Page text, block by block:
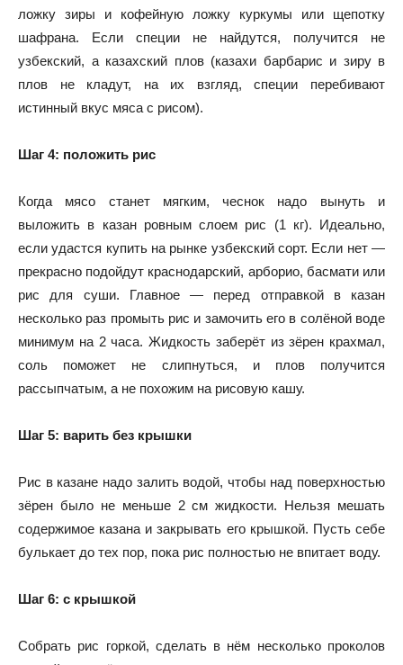
ложку зиры и кофейную ложку куркумы или щепотку
шафрана. Если специи не найдутся, получится не
узбекский, а казахский плов (казахи барбарис и зиру в
плов не кладут, на их взгляд, спе­ции перебивают
истинный вкус мяса с рисом).
Шаг 4: положить рис
Когда мясо станет мягким, чеснок надо вынуть и
выложить в казан ровным слоем рис (1 кг). Идеально,
если удастся купить на рынке узбекский сорт. Если нет —
прекрасно подойдут краснодарский, арборио, басмати или
рис для суши. Главное — перед отправкой в казан
несколько раз промыть рис и замочить его в солёной воде
минимум на 2 часа. Жидкость заберёт из зёрен крахмал,
соль поможет не слипнуться, и плов получится
рассыпчатым, а не похожим на рисовую кашу.
Шаг 5: варить без крышки
Рис в казане надо залить водой, чтобы над поверхностью
зёрен было не меньше 2 см жидкости. Нельзя мешать
содержимое казана и закрывать его крышкой. Пусть себе
булькает до тех пор, пока рис полностью не впитает воду.
Шаг 6: с крышкой
Собрать рис горкой, сделать в нём несколько проколов